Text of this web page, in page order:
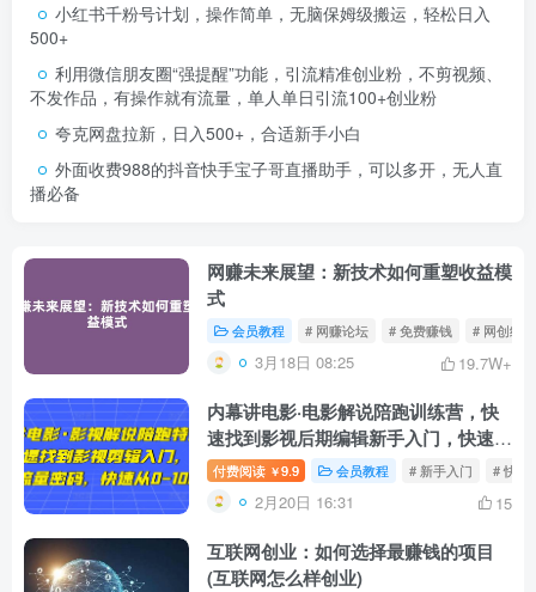
小红书千粉号计划，操作简单，无脑保姆级搬运，轻松日入
500+
利用微信朋友圈“强提醒”功能，引流精准创业粉，不剪视频、
不发作品，有操作就有流量，单人单日引流100+创业粉
夸克网盘拉新，日入500+，合适新手小白
外面收费988的抖音快手宝子哥直播助手，可以多开，无人直
播必备
网赚未来展望：新技术如何重塑收益模
式
会员教程 # 网赚论坛 # 免费赚钱 # 网创经验
3月18日 08:25 19.7W+
内幕讲电影·电影解说陪跑训练营，快
速找到影视后期编辑新手入门，快速上
手总流量登录密码，快速从0-100W
付费阅读 ￥9.9 会员教程 # 新手入门 # 快速
2月20日 16:31 15
互联网创业：如何选择最赚钱的项目
(互联网怎么样创业)